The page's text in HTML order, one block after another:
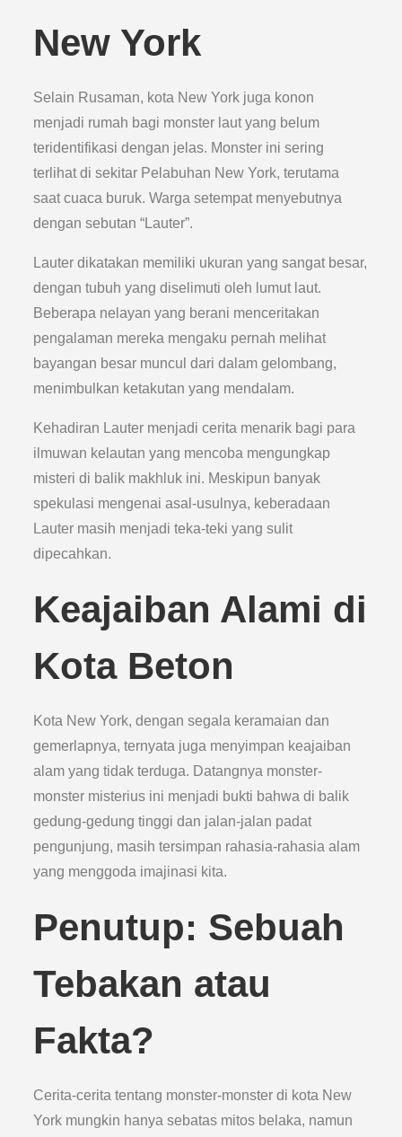
New York
Selain Rusaman, kota New York juga konon
menjadi rumah bagi monster laut yang belum
teridentifikasi dengan jelas. Monster ini sering
terlihat di sekitar Pelabuhan New York, terutama
saat cuaca buruk. Warga setempat menyebutnya
dengan sebutan “Lauter”.
Lauter dikatakan memiliki ukuran yang sangat besar,
dengan tubuh yang diselimuti oleh lumut laut.
Beberapa nelayan yang berani menceritakan
pengalaman mereka mengaku pernah melihat
bayangan besar muncul dari dalam gelombang,
menimbulkan ketakutan yang mendalam.
Kehadiran Lauter menjadi cerita menarik bagi para
ilmuwan kelautan yang mencoba mengungkap
misteri di balik makhluk ini. Meskipun banyak
spekulasi mengenai asal-usulnya, keberadaan
Lauter masih menjadi teka-teki yang sulit
dipecahkan.
Keajaiban Alami di
Kota Beton
Kota New York, dengan segala keramaian dan
gemerlapnya, ternyata juga menyimpan keajaiban
alam yang tidak terduga. Datangnya monster-
monster misterius ini menjadi bukti bahwa di balik
gedung-gedung tinggi dan jalan-jalan padat
pengunjung, masih tersimpan rahasia-rahasia alam
yang menggoda imajinasi kita.
Penutup: Sebuah
Tebakan atau
Fakta?
Cerita-cerita tentang monster-monster di kota New
York mungkin hanya sebatas mitos belaka, namun